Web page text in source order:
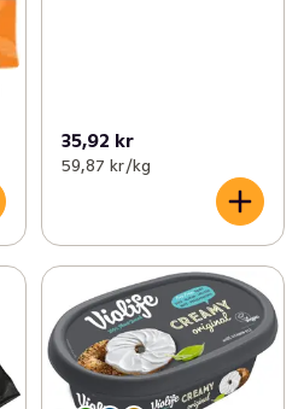
35,92 kr
59,87 kr /kg